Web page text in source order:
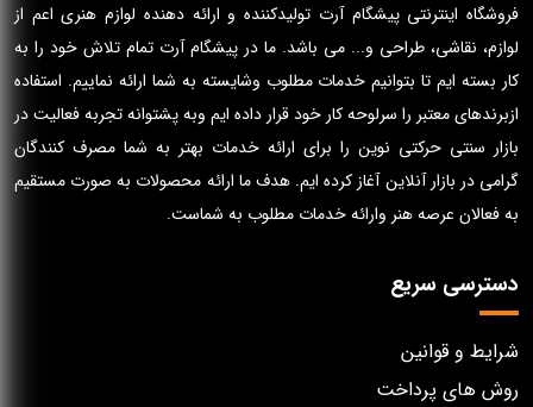
فروشگاه اینترنتی پیشگام آرت تولیدکننده و ارائه دهنده لوازم هنری اعم از
لوازم، نقاشی، طراحی و... می باشد. ما در پیشگام آرت تمام تلاش خود را به
کار بسته ایم تا بتوانیم خدمات مطلوب وشایسته به شما ارائه نماییم. استفاده
ازبرندهای معتبر را سرلوحه کار خود قرار داده ایم وبه پشتوانه تجربه فعالیت در
بازار سنتی حرکتی نوین را برای ارائه خدمات بهتر به شما مصرف کنندگان
گرامی در بازار آنلاین آغاز کرده ایم. هدف ما ارائه محصولات به صورت مستقیم
به فعالان عرصه هنر وارائه خدمات مطلوب به شماست.
دسترسی سریع
شرایط و قوانین
روش های پرداخت